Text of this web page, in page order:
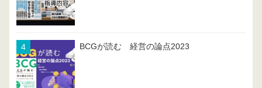
BCGが読む 経営の論点2023